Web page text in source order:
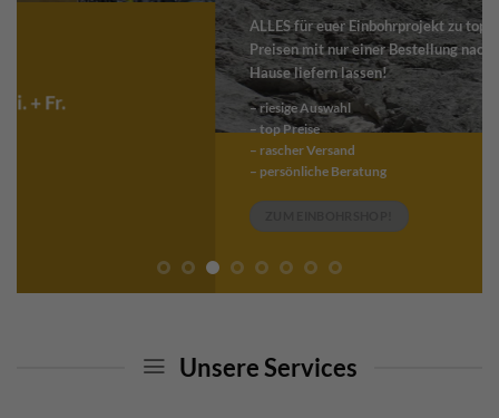
ALLES für euer Einbohrprojekt zu top
Preisen mit nur einer Bestellung nach
– riesige Auswahl
Unsere Services